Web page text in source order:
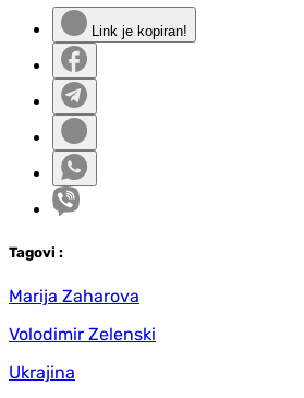
Link je kopiran!
Tagovi :
Marija Zaharova
Volodimir Zelenski
Ukrajina